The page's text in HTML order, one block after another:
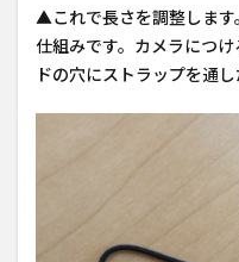
▲これで長さを調整します
仕組みです。カメラにつ
ドの穴にストラップを通し